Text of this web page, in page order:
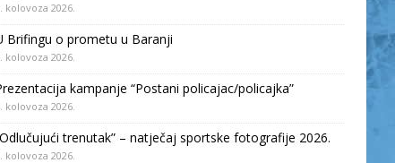
kolovoza 2026.
Brifingu o prometu u Baranji
kolovoza 2026.
kampanje “Postani policajac/policajka”
kolovoza 2026.
trenutak” – natječaj sportske fotografije 2026.
kolovoza 2026.